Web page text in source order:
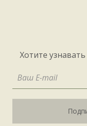
Хотите